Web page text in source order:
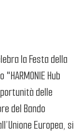
la Festa della
Hub
delle
del Bando
Europea, si